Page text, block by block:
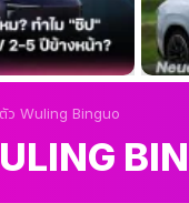
ว Wuling Binguo